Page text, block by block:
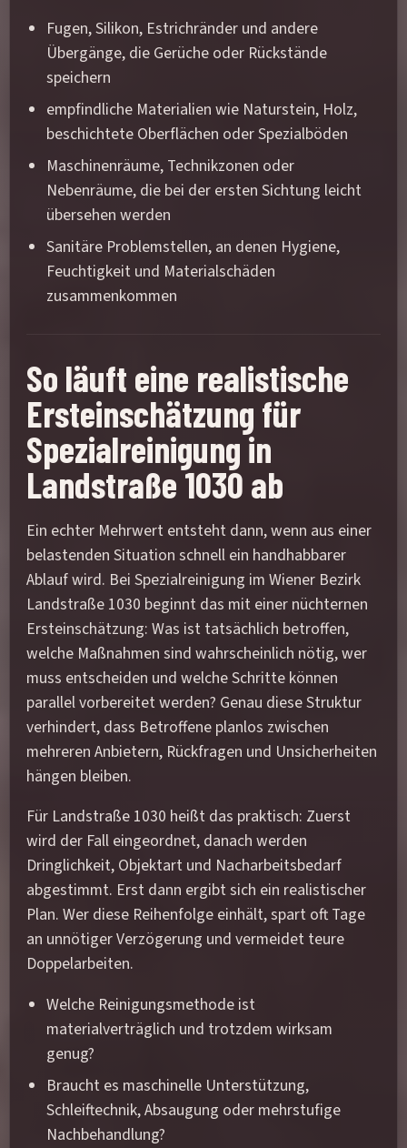
Fugen, Silikon, Estrichränder und andere
Übergänge, die Gerüche oder Rückstände
speichern
empfindliche Materialien wie Naturstein, Holz,
beschichtete Oberflächen oder Spezialböden
Maschinenräume, Technikzonen oder
Nebenräume, die bei der ersten Sichtung leicht
übersehen werden
Sanitäre Problemstellen, an denen Hygiene,
Feuchtigkeit und Materialschäden
zusammenkommen
So läuft eine realistische
Ersteinschätzung für
Spezialreinigung in
Landstraße 1030 ab
Ein echter Mehrwert entsteht dann, wenn aus einer
belastenden Situation schnell ein handhabbarer
Ablauf wird. Bei Spezialreinigung im Wiener Bezirk
Landstraße 1030 beginnt das mit einer nüchternen
Ersteinschätzung: Was ist tatsächlich betroffen,
welche Maßnahmen sind wahrscheinlich nötig, wer
muss entscheiden und welche Schritte können
parallel vorbereitet werden? Genau diese Struktur
verhindert, dass Betroffene planlos zwischen
mehreren Anbietern, Rückfragen und Unsicherheiten
hängen bleiben.
Für Landstraße 1030 heißt das praktisch: Zuerst
wird der Fall eingeordnet, danach werden
Dringlichkeit, Objektart und Nacharbeitsbedarf
abgestimmt. Erst dann ergibt sich ein realistischer
Plan. Wer diese Reihenfolge einhält, spart oft Tage
an unnötiger Verzögerung und vermeidet teure
Doppelarbeiten.
Welche Reinigungsmethode ist
materialverträglich und trotzdem wirksam
genug?
Braucht es maschinelle Unterstützung,
Schleiftechnik, Absaugung oder mehrstufige
Nachbehandlung?